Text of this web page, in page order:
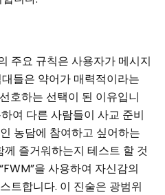
주요 규칙은 사용자가 메시지
들은 약어가 매력적이라는
호하는 선택이 된 이유입니
여 다른 사람들이 사교 준비
농담에 참여하고 싶어하는
즐거워하는지 테스트 할 것
을 사용하여 자신감의
트합니다. 이 진술은 광범위